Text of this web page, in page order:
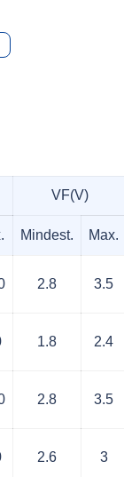
VF(V)
Mindest. Max.
2.8 3.5
1.8 2.4
2.8 3.5
2.6 3